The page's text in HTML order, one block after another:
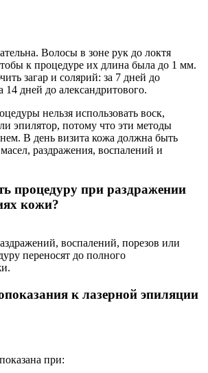
Волосы в зоне рук до локтя
к процедуре их длина была до 1 мм.
загар и солярий: за 7 дней до
14 дней до александритового.
нельзя использовать воск,
эпилятор, потому что эти методы
В день визита кожа должна быть
раздражения, воспалений и
процедуру при раздражении
кожи?
воспалений, порезов или
переносят до полного
к лазерной эпиляции
при: